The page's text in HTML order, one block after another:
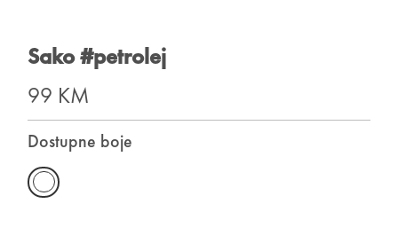
Sako #petrolej
99 KM
Dostupne boje